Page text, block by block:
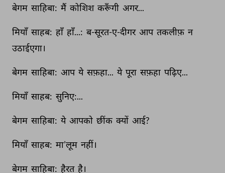
बेगम साहिबा: मैं कोशिश करूँगी अगर...
मियाँ साहब: हाँ हाँ...: ब-सूरत-ए-दीगर आप तकलीफ़ न
उठाईएगा।
बेगम साहिबा: आप ये सफ़हा... ये पूरा सफ़हा पढ़िए...
मियाँ साहब: सुनिए:...
बेगम साहिबा: ये आपको छींक क्यों आई?
मियाँ साहब: मा’लूम नहीं।
बेगम साहिबा: हैरत है।